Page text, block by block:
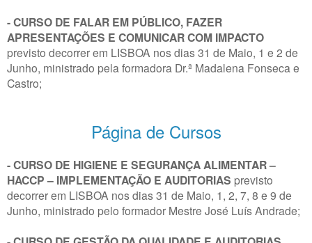
- CURSO DE FALAR EM PÚBLICO, FAZER
APRESENTAÇÕES E COMUNICAR COM IMPACTO
previsto decorrer em LISBOA nos dias 31 de Maio, 1 e 2 de
Junho, ministrado pela formadora Dr.ª Madalena Fonseca e
Castro;
Página de Cursos
- CURSO DE HIGIENE E SEGURANÇA ALIMENTAR –
HACCP – IMPLEMENTAÇÃO E AUDITORIAS previsto
decorrer em LISBOA nos dias 31 de Maio, 1, 2, 7, 8 e 9 de
Junho, ministrado pelo formador Mestre José Luís Andrade;